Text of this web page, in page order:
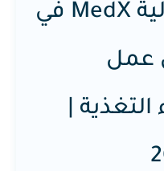
💊 وظائف صيدلية MedX في
عمل
|